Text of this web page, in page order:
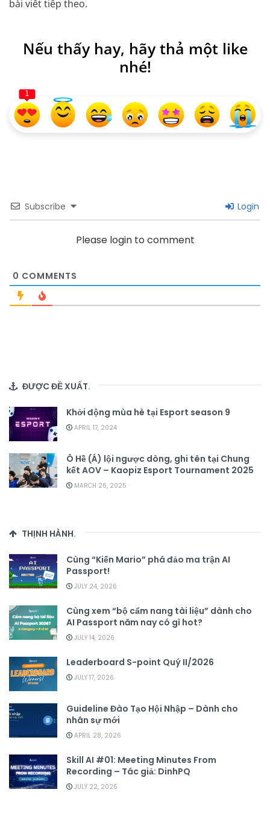
bài viết tiếp theo.
Nếu thấy hay, hãy thả một like
nhé!
1
Subscribe Login
Please login to comment
0 COMMENTS
ĐƯỢC ĐỀ XUẤT.
Khởi động mùa hè tại Esport season 9
APRIL 17, 2024
Ô Hề (Á) lội ngược dòng, ghi tên tại Chung
kết AOV – Kaopiz Esport Tournament 2025
MARCH 26, 2025
THỊNH HÀNH.
Cùng “Kiến Mario” phá đảo ma trận AI
Passport!
JULY 24, 2026
Cùng xem “bộ cẩm nang tài liệu” dành cho
AI Passport năm nay có gì hot?
JULY 14, 2026
Leaderboard S-point Quý II/2026
JULY 17, 2026
Guideline Đào Tạo Hội Nhập – Dành cho
nhân sự mới
APRIL 28, 2026
Skill AI #01: Meeting Minutes From
Recording – Tác giả: DinhPQ
JULY 22, 2026